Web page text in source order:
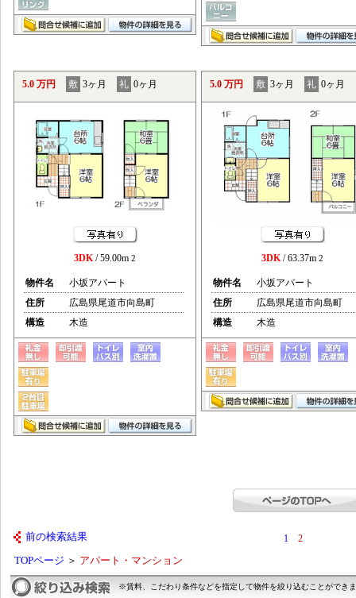
5.0 万円 敷 3ヶ月 礼 0ヶ月
3DK/ 59.00m 2
物件名
小坂アパート
住所
広島県尾道市向島町
構造
木造
5.0 万円 敷 3ヶ月 礼 0ヶ月
3DK/ 63.37m 2
物件名
小坂アパート
住所
広島県尾道市向島町
構造
木造
前の検索結果 1 2
TOPページ ＞ アパート・マンション
※賃料、こだわり条件などを指定して物件を絞り込むことができ